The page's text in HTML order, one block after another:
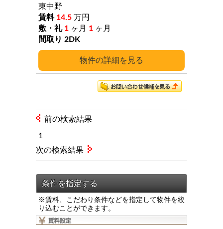
詳細
東中野
14.5 万円
1 ヶ月 1 ヶ月
2DK
前の検索結果
1
※賃料、こだわり条件などを指定して物件を絞
り込むことができます。